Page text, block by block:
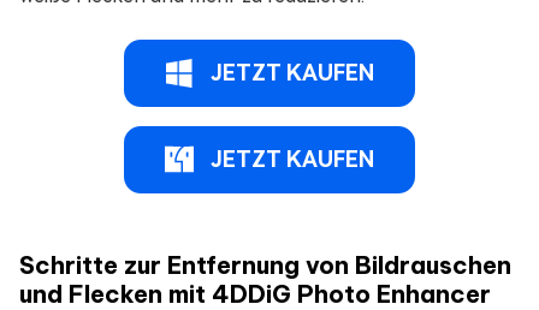
JETZT KAUFEN
JETZT KAUFEN
Schritte zur Entfernung von Bildrauschen
und Flecken mit 4DDiG Photo Enhancer